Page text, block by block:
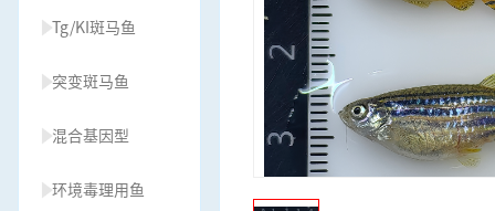
Tg/KI斑马鱼
突变斑马鱼
混合基因型
环境毒理用鱼